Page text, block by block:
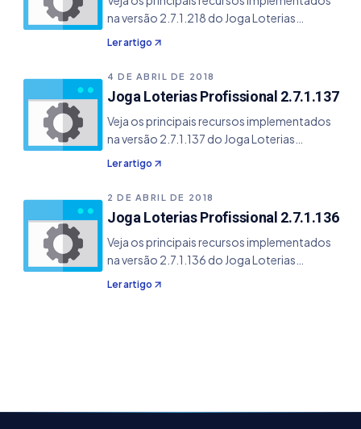
através do arquivo JLP das versões
anteriores.
na versão 2.7.1.218 do Joga Loterias
Profissional. - Adicionado os templates de
impressões da Mega Sena e Quina dos novos
modelos - No módulo Simulação de
Resultados, agora o sistema exibe o
concurso corrente de cada simulação, caso
seja selecionado a opção por base de
resultados.
Ler artigo
4 DE ABRIL DE 2018
Joga Loterias Profissional 2.7.1.137
Veja os principais recursos implementados
na versão 2.7.1.137 do Joga Loterias
Profissional. - Melhorado o ajuste do
template em A4 da Dupla Sena de Páscoa no
primeiro bloco.
Ler artigo
2 DE ABRIL DE 2018
Joga Loterias Profissional 2.7.1.136
Veja os principais recursos implementados
na versão 2.7.1.136 do Joga Loterias
Profissional. - Resolvido um bug crítico que
duplicava jogos do segundo bloco com
Ler artigo